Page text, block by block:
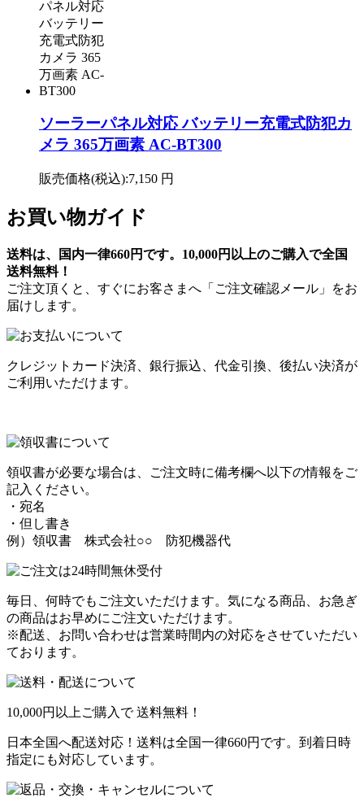
ソーラーパネル対応 バッテリー充電式防犯カ
メラ 365万画素 AC-BT300
販売価格(税込):7,150 円
お買い物ガイド
送料は、国内一律660円です。10,000円以上のご購入で全国
送料無料！
ご注文頂くと、すぐにお客さまへ「ご注文確認メール」をお
届けします。
クレジットカード決済、銀行振込、代金引換、後払い決済が
ご利用いただけます。
領収書が必要な場合は、ご注文時に備考欄へ以下の情報をご
記入ください。
・宛名
・但し書き
例）領収書 株式会社○○ 防犯機器代
毎日、何時でもご注文いただけます。気になる商品、お急ぎ
の商品はお早めにご注文いただけます。
※配送、お問い合わせは営業時間内の対応をさせていただい
ております。
10,000円以上ご購入で 送料無料！
日本全国へ配送対応！送料は全国一律660円です。到着日時
指定にも対応しています。